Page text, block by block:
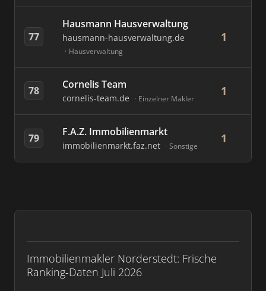
Immobilienmakler Norderstedt: Frische
Ranking-Daten Juli 2026
77
Hausmann Hausverwaltung
hausmann-hausverwaltung.de
Hausverwaltung
1
78 Cornelis Team
cornelis-team.de Einzelner Makler
1
79 F.A.Z. Immobilienmarkt
immobilienmarkt.faz.net Sonstige
1